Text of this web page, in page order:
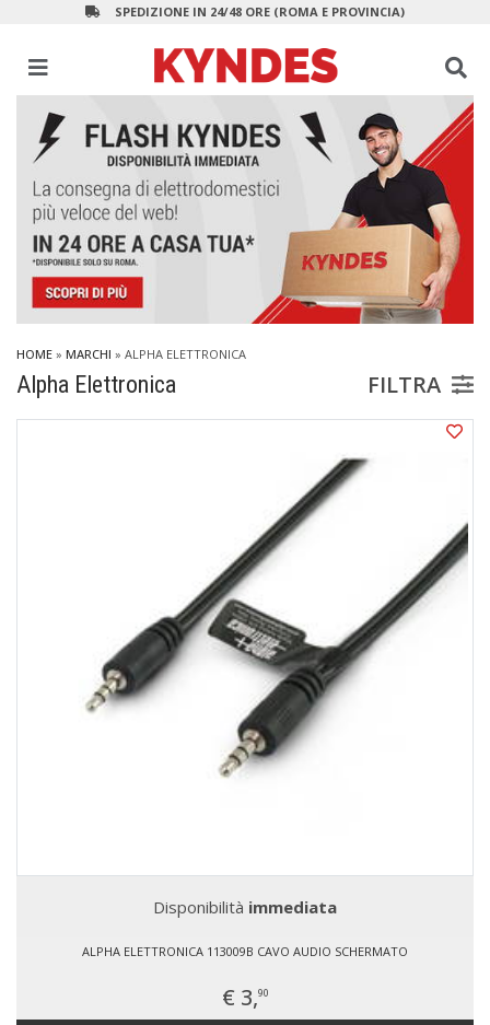
SPEDIZIONE IN 24/48 ORE (ROMA E PROVINCIA)
HOME » MARCHI » ALPHA ELETTRONICA
Alpha Elettronica FILTRA
Disponibilità immediata
ALPHA ELETTRONICA 113009B CAVO AUDIO SCHERMATO
€ 3,90